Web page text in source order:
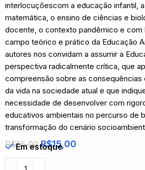
interlocuçõescom a educação infantil,
matemática, o ensino de ciências e
docente, o contexto pandêmico e com
campo teórico e prático da Educação
autores nos convidam a assumir a
perspectiva radicalmente crítica, que
compreensão sobre as
da vida na sociedade atual e que
necessidade de desenvolver com
educativos ambientais no percurso de
transformação do cenário
R$55,00 R$15,00
Em estoque